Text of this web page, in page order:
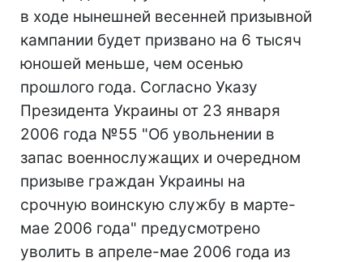
в ходе нынешней весенней призывной
кампании будет призвано на 6 тысяч
юношей меньше, чем осенью
прошлого года. Согласно Указу
Президента Украины от 23 января
2006 года №55 "Об увольнении в
запас военнослужащих и очередном
призыве граждан Украины на
срочную воинскую службу в марте-
мае 2006 года" предусмотрено
уволить в апреле-мае 2006 года из